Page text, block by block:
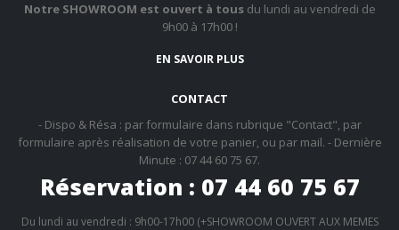
Notre SHOWROOM est ouvert à tousdu lundi au vendredi de
9h00 à 17h00 !
EN SAVOIR PLUS
CONTACT
- Dispo & Résa : par formulaire dans rubrique "Contact", par
formulaire après réalisation de votre panier, ou par mail. - Dernière
Minute : 07 44 60 75 67.
Réservation : 07 44 60 75 67
Du lundi au vendredi : 9h00-17h00 (+SHOWROOM OUVERT AUX MEMES